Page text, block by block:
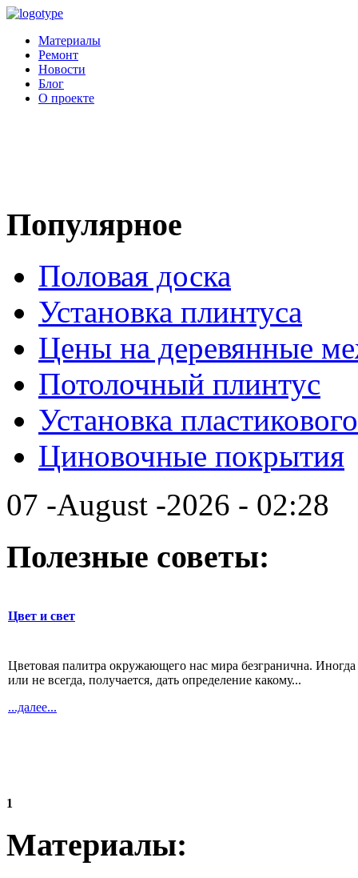
Материалы
Ремонт
Новости
Блог
О проекте
Популярное
Половая доска
Установка плинтуса
Цены на деревянные
Потолочный плинтус
Установка
Циновочные покрытия
07 -August -2026 - 02:28
Полезные советы:
Цвет и свет
Цветовая палитра окружающего нас мира безгранична.
или не всегда, получается, дать определение какому...
...далее...
1
Материалы: